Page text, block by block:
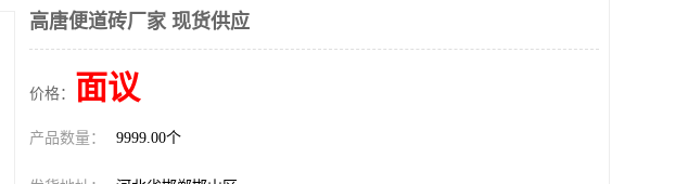
高唐便道砖厂家 现货供应
价格： 面议
产品数量： 9999.00个